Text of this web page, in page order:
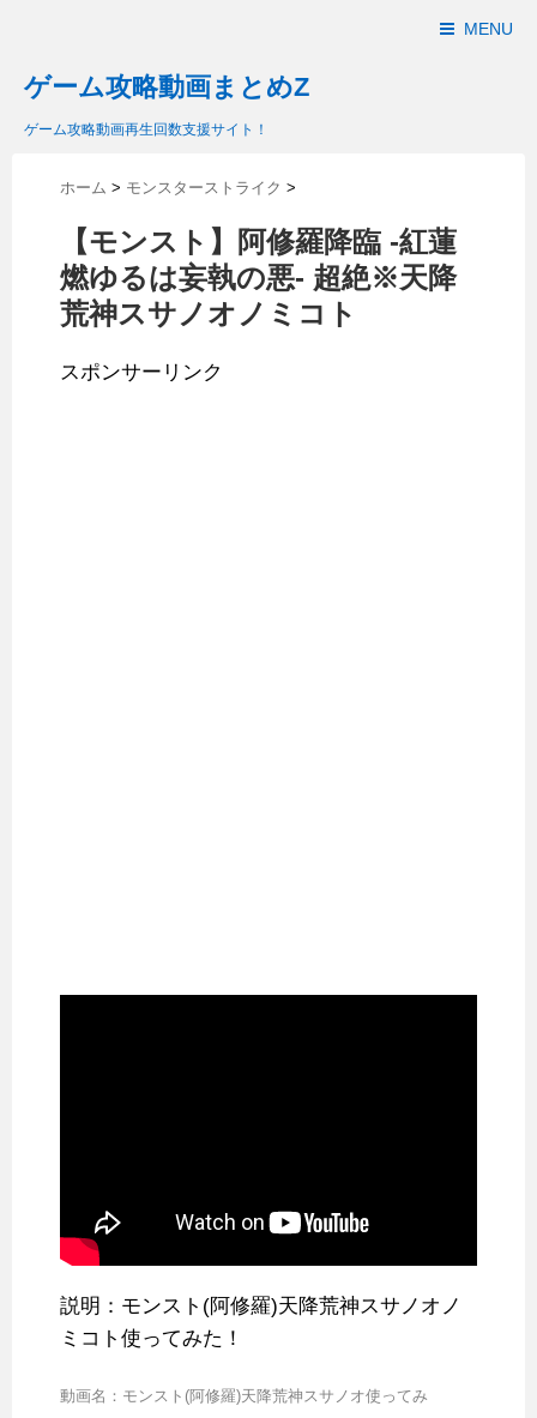
MENU
ゲーム攻略動画まとめZ
ゲーム攻略動画再生回数支援サイト！
ホーム > モンスターストライク >
【モンスト】阿修羅降臨 -紅蓮
燃ゆるは妄執の悪- 超絶※天降
荒神スサノオノミコト
スポンサーリンク
説明：モンスト(阿修羅)天降荒神スサノオノ
ミコト使ってみた！
動画名：モンスト(阿修羅)天降荒神スサノオ使ってみ